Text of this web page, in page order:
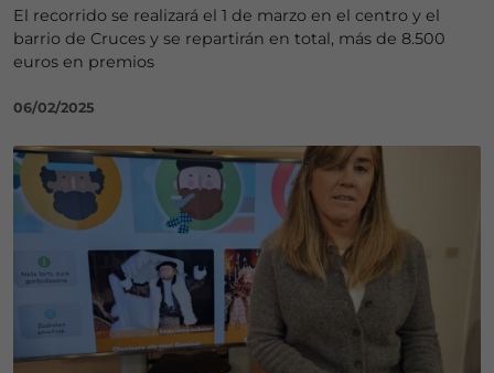
El recorrido se realizará el 1 de marzo en el centro y el
barrio de Cruces y se repartirán en total, más de 8.500
euros en premios
06/02/2025